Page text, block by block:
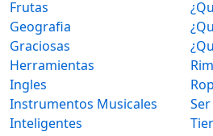
Frutas
Geografia
Graciosas
Herramientas
Ingles
Instrumentos Musicales
Inteligentes